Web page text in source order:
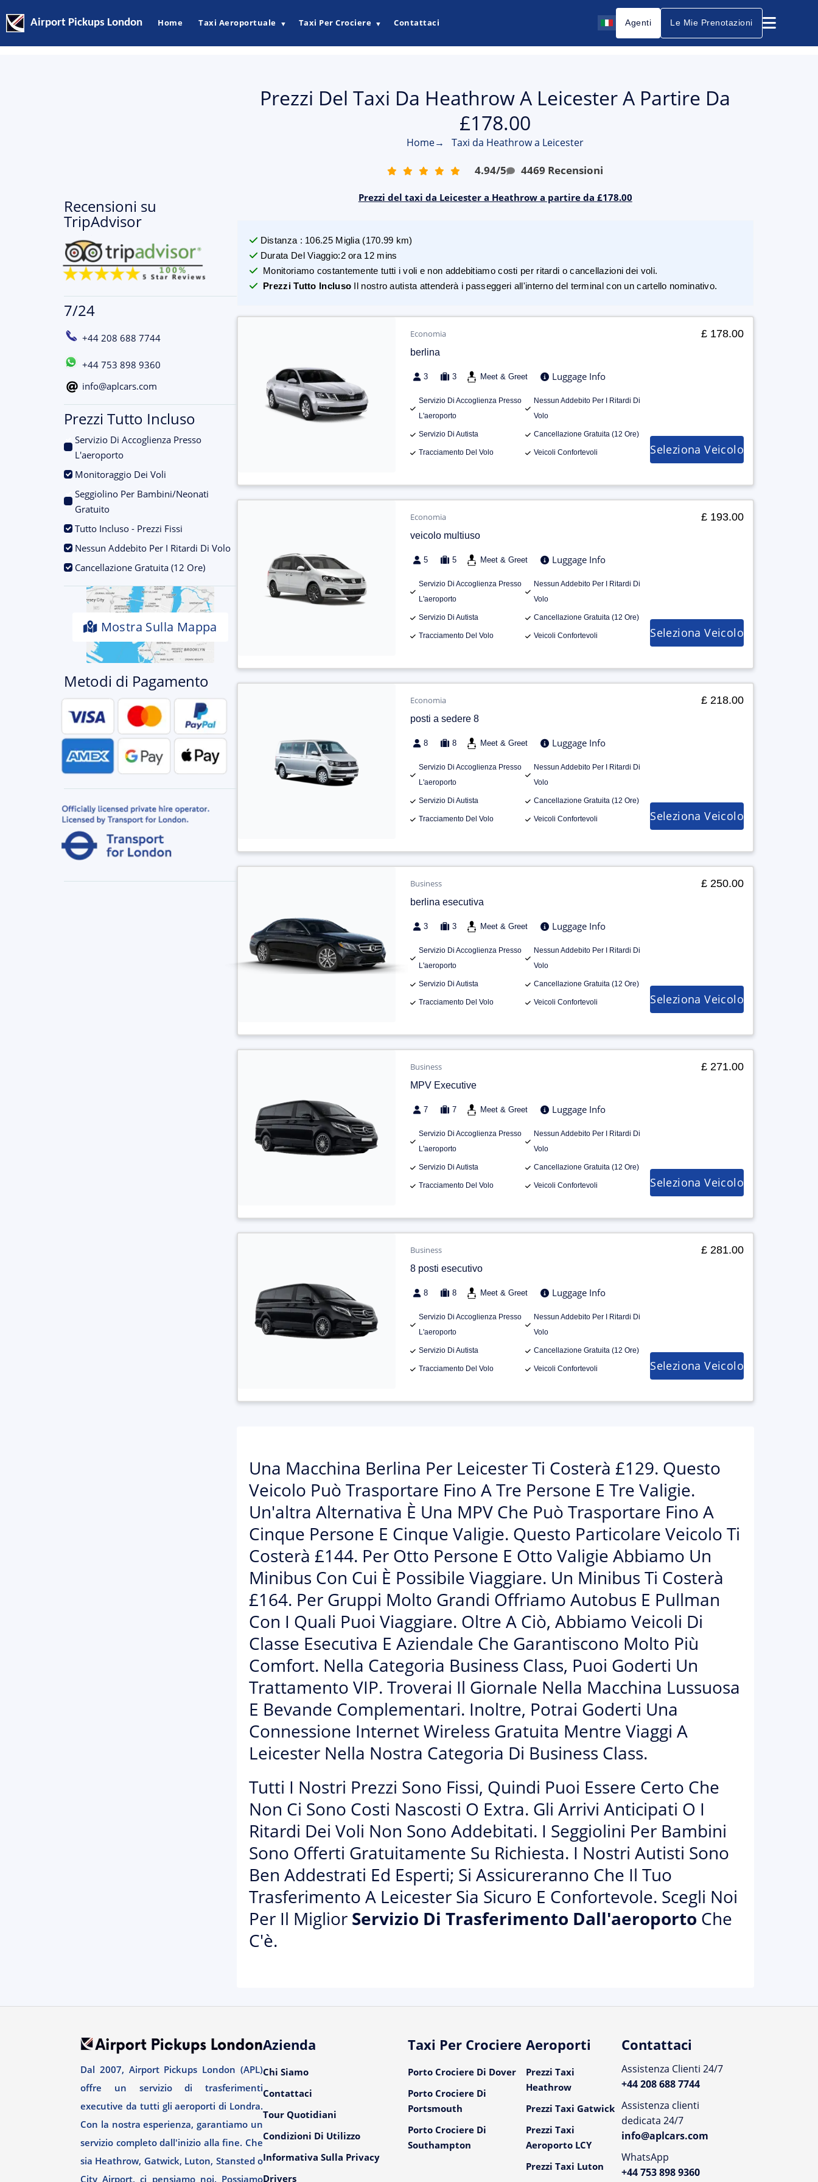
Airport Pickups London Home Taxi Aeroportuale ▼ Taxi Per Crociere ▼ Contattaci Agenti Le Mie Prenotazioni
Recensioni su
TripAdvisor
7/24
+44 208 688 7744
+44 753 898 9360
info@aplcars.com
Prezzi Tutto Incluso
Servizio Di Accoglienza Presso
L'aeroporto
Monitoraggio Dei Voli
Seggiolino Per Bambini/Neonati
Gratuito
Tutto Incluso - Prezzi Fissi
Nessun Addebito Per I Ritardi Di Volo
Cancellazione Gratuita (12 Ore)
Mostra Sulla Mappa
Metodi di Pagamento
Prezzi Del Taxi Da Heathrow A Leicester A Partire Da
£178.00
Home→ Taxi da Heathrow a Leicester
4.94/5 4469 Recensioni
Prezzi del taxi da Leicester a Heathrow a partire da £178.00
Distanza : 106.25 Miglia (170.99 km)
Durata Del Viaggio:2 ora 12 mins
Monitoriamo costantemente tutti i voli e non addebitiamo costi per ritardi o cancellazioni dei voli.
Prezzi Tutto Incluso Il nostro autista attenderà i passeggeri all'interno del terminal con un cartello nominativo.
Economia
berlina
3 3 Meet & Greet Luggage Info
Servizio Di Accoglienza Presso
L'aeroporto
Nessun Addebito Per I Ritardi Di
Volo
Servizio Di Autista Cancellazione Gratuita (12 Ore)
Tracciamento Del Volo Veicoli Confortevoli
£ 178.00
Seleziona Veicolo
Economia
veicolo multiuso
5 5 Meet & Greet Luggage Info
Servizio Di Accoglienza Presso
L'aeroporto
Nessun Addebito Per I Ritardi Di
Volo
Servizio Di Autista Cancellazione Gratuita (12 Ore)
Tracciamento Del Volo Veicoli Confortevoli
£ 193.00
Seleziona Veicolo
Economia
posti a sedere 8
8 8 Meet & Greet Luggage Info
Servizio Di Accoglienza Presso
L'aeroporto
Nessun Addebito Per I Ritardi Di
Volo
Servizio Di Autista Cancellazione Gratuita (12 Ore)
Tracciamento Del Volo Veicoli Confortevoli
£ 218.00
Seleziona Veicolo
Business
berlina esecutiva
3 3 Meet & Greet Luggage Info
Servizio Di Accoglienza Presso
L'aeroporto
Nessun Addebito Per I Ritardi Di
Volo
Servizio Di Autista Cancellazione Gratuita (12 Ore)
Tracciamento Del Volo Veicoli Confortevoli
£ 250.00
Seleziona Veicolo
Business
MPV Executive
7 7 Meet & Greet Luggage Info
Servizio Di Accoglienza Presso
L'aeroporto
Nessun Addebito Per I Ritardi Di
Volo
Servizio Di Autista Cancellazione Gratuita (12 Ore)
Tracciamento Del Volo Veicoli Confortevoli
£ 271.00
Seleziona Veicolo
Business
8 posti esecutivo
8 8 Meet & Greet Luggage Info
Servizio Di Accoglienza Presso
L'aeroporto
Nessun Addebito Per I Ritardi Di
Volo
Servizio Di Autista Cancellazione Gratuita (12 Ore)
Tracciamento Del Volo Veicoli Confortevoli
£ 281.00
Seleziona Veicolo
Una Macchina Berlina Per Leicester Ti Costerà £129. Questo
Veicolo Può Trasportare Fino A Tre Persone E Tre Valigie.
Un'altra Alternativa È Una MPV Che Può Trasportare Fino A
Cinque Persone E Cinque Valigie. Questo Particolare Veicolo Ti
Costerà £144. Per Otto Persone E Otto Valigie Abbiamo Un
Minibus Con Cui È Possibile Viaggiare. Un Minibus Ti Costerà
£164. Per Gruppi Molto Grandi Offriamo Autobus E Pullman
Con I Quali Puoi Viaggiare. Oltre A Ciò, Abbiamo Veicoli Di
Classe Esecutiva E Aziendale Che Garantiscono Molto Più
Comfort. Nella Categoria Business Class, Puoi Goderti Un
Trattamento VIP. Troverai Il Giornale Nella Macchina Lussuosa
E Bevande Complementari. Inoltre, Potrai Goderti Una
Connessione Internet Wireless Gratuita Mentre Viaggi A
Leicester Nella Nostra Categoria Di Business Class.
Tutti I Nostri Prezzi Sono Fissi, Quindi Puoi Essere Certo Che
Non Ci Sono Costi Nascosti O Extra. Gli Arrivi Anticipati O I
Ritardi Dei Voli Non Sono Addebitati. I Seggiolini Per Bambini
Sono Offerti Gratuitamente Su Richiesta. I Nostri Autisti Sono
Ben Addestrati Ed Esperti; Si Assicureranno Che Il Tuo
Trasferimento A Leicester Sia Sicuro E Confortevole. Scegli Noi
Per Il Miglior Servizio Di Trasferimento Dall'aeroporto Che
C'è.
Dal 2007, Airport Pickups London (APL)
offre un servizio di trasferimenti
executive da tutti gli aeroporti di Londra.
Con la nostra esperienza, garantiamo un
servizio completo dall'inizio alla fine. Che
sia Heathrow, Gatwick, Luton, Stansted o
City Airport, ci pensiamo noi. Possiamo
Azienda
Chi Siamo
Contattaci
Tour Quotidiani
Condizioni Di Utilizzo
Informativa Sulla Privacy
Drivers
Taxi Per Crociere
Porto Crociere Di Dover
Porto Crociere Di
Portsmouth
Porto Crociere Di
Southampton
Aeroporti
Prezzi Taxi
Heathrow
Prezzi Taxi Gatwick
Prezzi Taxi
Aeroporto LCY
Prezzi Taxi Luton
Contattaci
Assistenza Clienti 24/7
+44 208 688 7744
Assistenza clienti
dedicata 24/7
info@aplcars.com
WhatsApp
+44 753 898 9360